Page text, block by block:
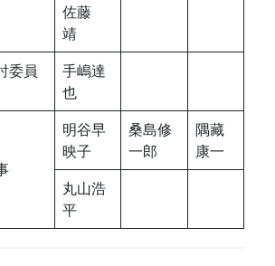
佐藤
靖
委員
手嶋達
也
明谷早
映子
桑島修
一郎
隅藏
康一
丸山浩
平